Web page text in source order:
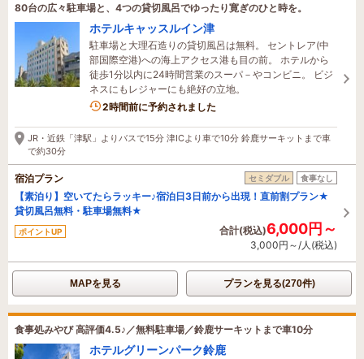
80台の広々駐車場と、4つの貸切風呂でゆったり寛ぎのひと時を。
ホテルキャッスルイン津
駐車場と大理石造りの貸切風呂は無料。 セントレア(中
部国際空港)への海上アクセス港も目の前。 ホテルから
徒歩1分以内に24時間営業のスーパ－やコンビニ。 ビジ
ネスにもレジャーにも絶好の立地。
1名がこの宿を見ています
2時間前に予約されました
JR・近鉄「津駅」よりバスで15分 津ICより車で10分 鈴鹿サーキットまで車
で約30分
宿泊プラン セミダブル 食事なし
【素泊り】空いてたらラッキー♪宿泊日3日前から出現！直前割プラン★
貸切風呂無料・駐車場無料★
ポイントUP 合計(税込)6,000円～
3,000円～/人(税込)
MAPを見る プランを見る(270件)
食事処みやび 高評価4.5♪／無料駐車場／鈴鹿サーキットまで車10分
ホテルグリーンパーク鈴鹿